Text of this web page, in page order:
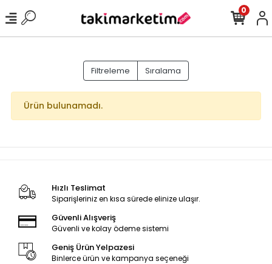
0
Filtreleme Sıralama
Ürün bulunamadı.
Hızlı Teslimat
Siparişleriniz en kısa sürede elinize ulaşır.
Güvenli Alışveriş
Güvenli ve kolay ödeme sistemi
Geniş Ürün Yelpazesi
Binlerce ürün ve kampanya seçeneği